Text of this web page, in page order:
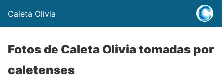
Caleta Olivia
Fotos de Caleta Olivia tomadas por
caletenses